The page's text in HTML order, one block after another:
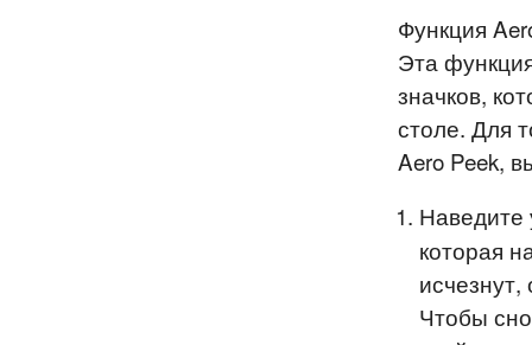
Функция
Эта
значков,
столе. Для
Aero Peek,
Наведите
которая
Чтобы